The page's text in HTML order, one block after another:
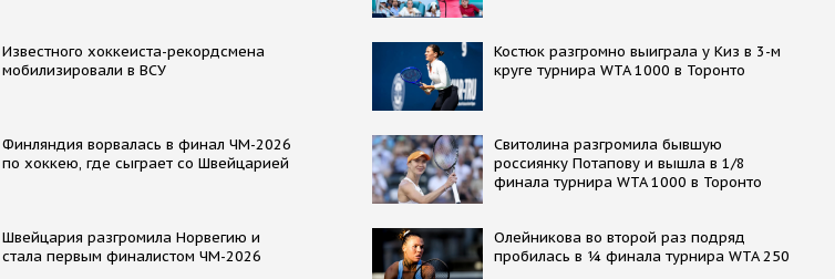
Известного хоккеиста-рекордсмена
мобилизировали в ВСУ
Финляндия ворвалась в финал ЧМ-2026
по хоккею, где сыграет со Швейцарией
Швейцария разгромила Норвегию и
стала первым финалистом ЧМ-2026
Костюк разгромно выиграла у Киз в 3-м
круге турнира WTA 1000 в Торонто
Свитолина разгромила бывшую
россиянку Потапову и вышла в 1/8
финала турнира WTA 1000 в Торонто
Олейникова во второй раз подряд
пробилась в ¼ финала турнира WTA 250